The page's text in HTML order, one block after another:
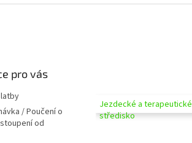
pro vás
/ Poučení o
od
Jezdecké a terapeutické
středisko